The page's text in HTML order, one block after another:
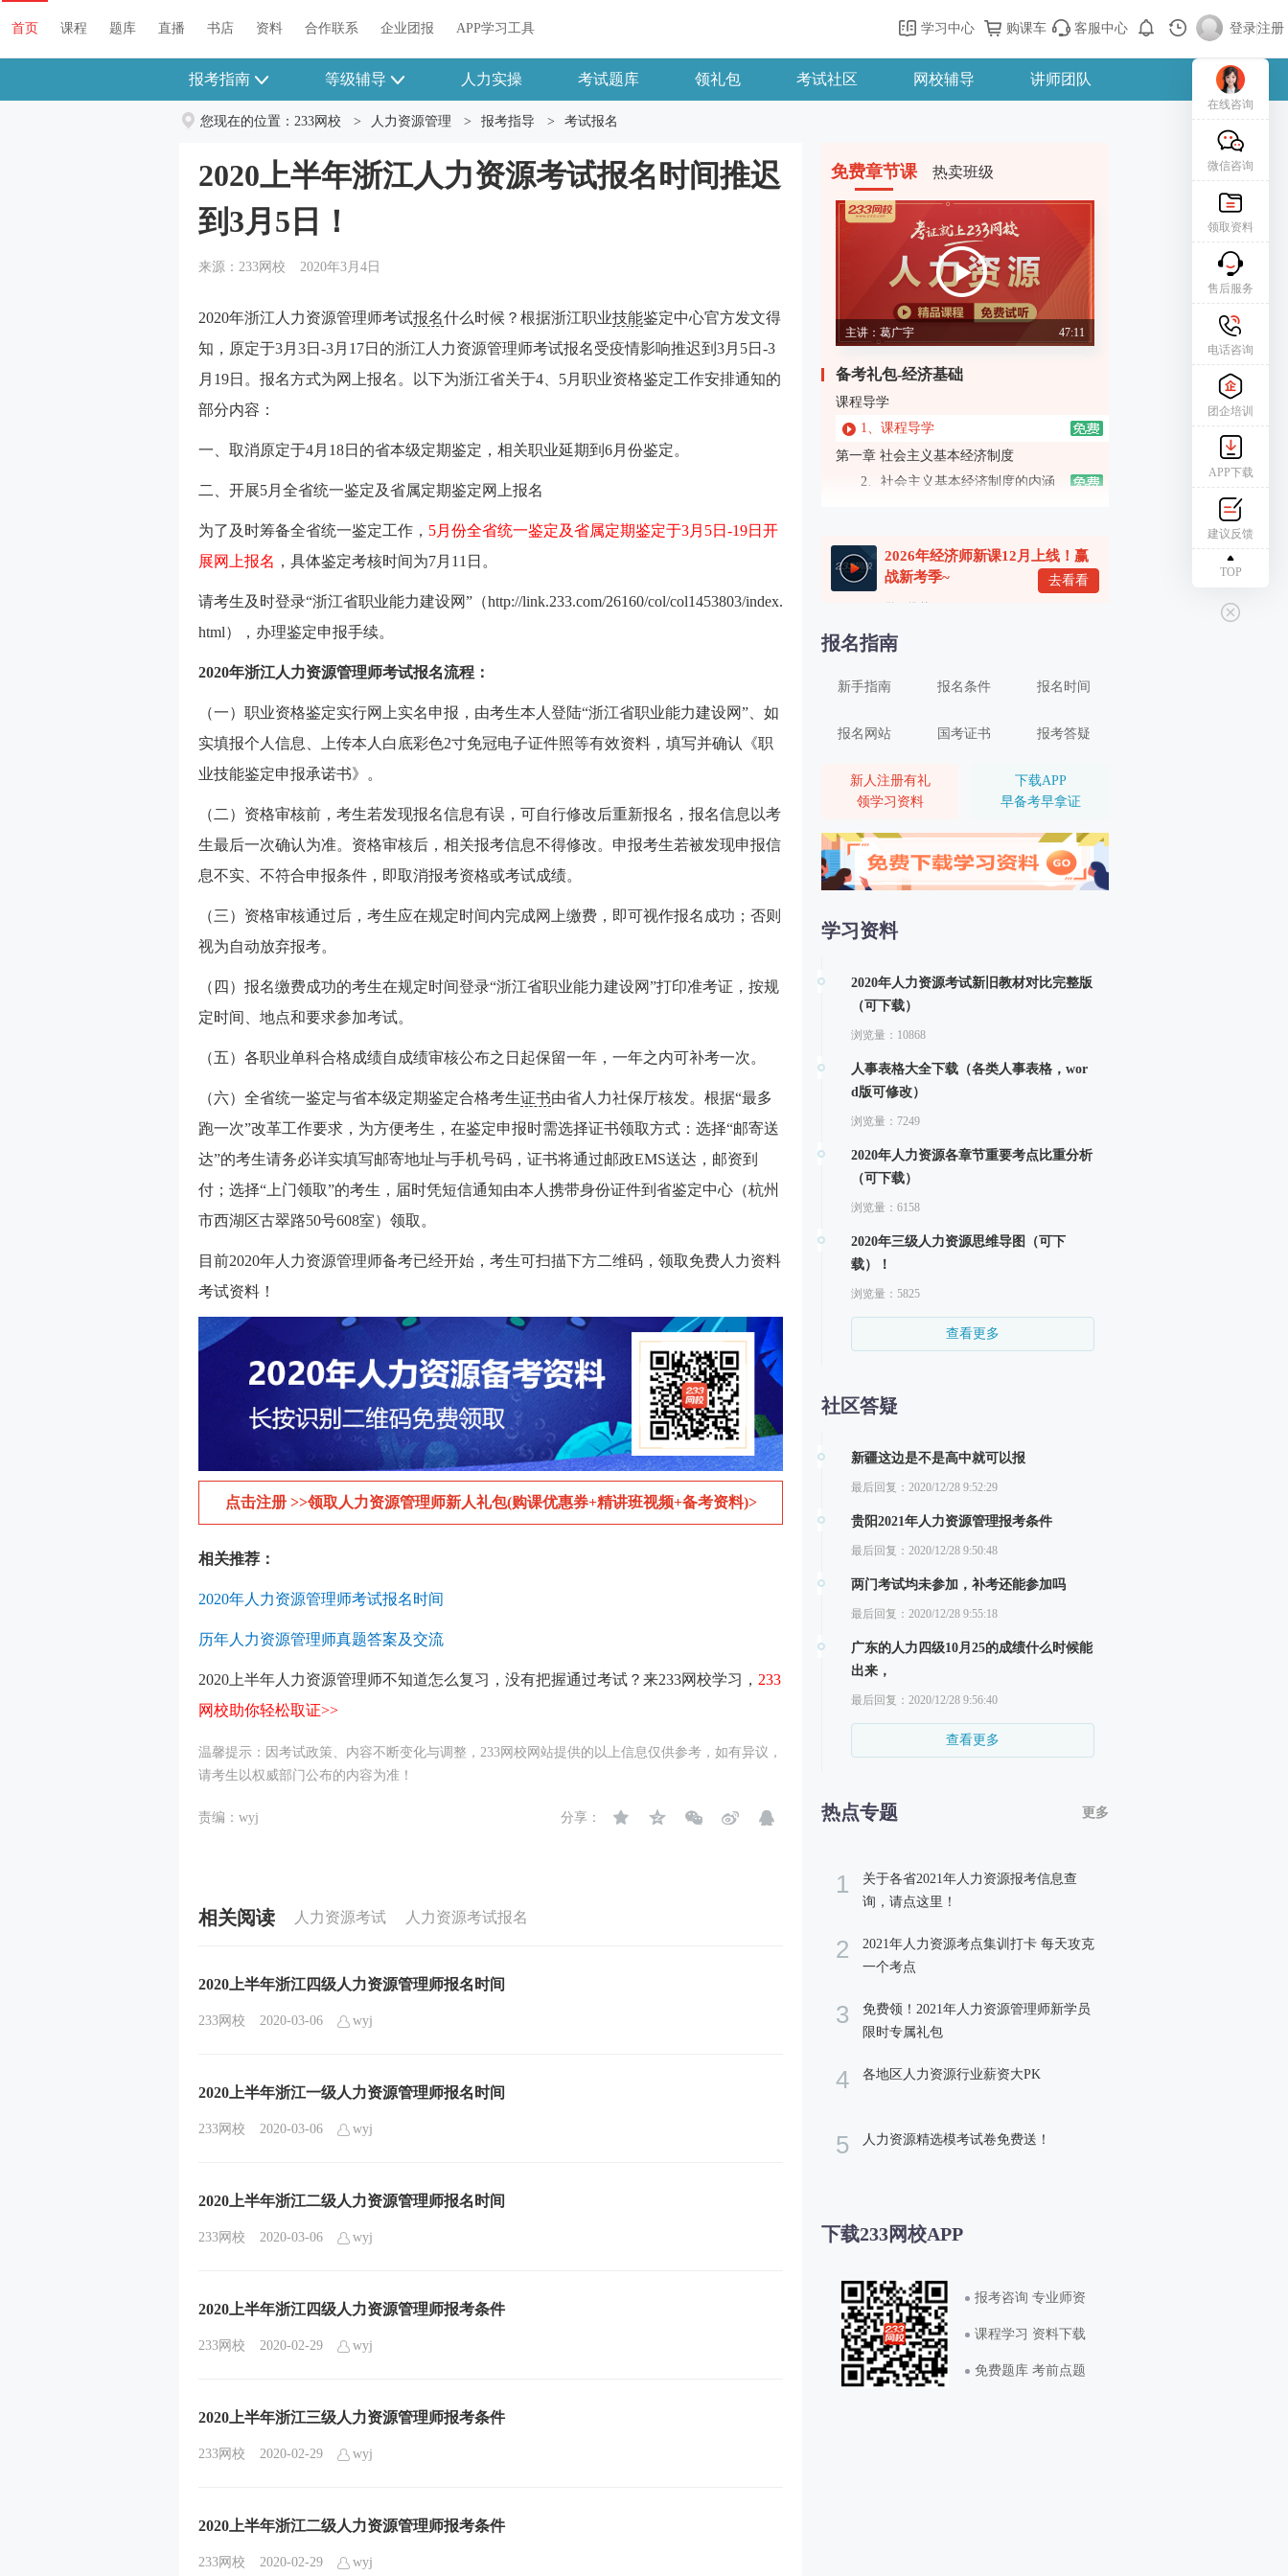
首页 课程 题库 直播 书店 资料 合作联系 企业团报 APP学习工具 学习中心 购课车 客服中心 登录|注册
报考指南 等级辅导 人力实操 考试题库 领礼包 考试社区 网校辅导 讲师团队
您现在的位置： 233网校 > 人力资源管理 > 报考指导 > 考试报名
2020上半年浙江人力资源考试报名时间推迟
到3月5日！
来源：233网校 2020年3月4日
2020年浙江人力资源管理师考试报名什么时候？根据浙江职业技能鉴定中心官方发文得
知，原定于3月3日-3月17日的浙江人力资源管理师考试报名受疫情影响推迟到3月5日-3
月19日。报名方式为网上报名。以下为浙江省关于4、5月职业资格鉴定工作安排通知的
部分内容：
一、取消原定于4月18日的省本级定期鉴定，相关职业延期到6月份鉴定。
二、开展5月全省统一鉴定及省属定期鉴定网上报名
为了及时筹备全省统一鉴定工作， 5月份全省统一鉴定及省属定期鉴定于3月5日-19日开
展网上报名 ，具体鉴定考核时间为7月11日。
请考生及时登录“浙江省职业能力建设网”（http://link.233.com/26160/col/col1453803/index.
html），办理鉴定申报手续。
2020年浙江人力资源管理师考试报名流程：
（一）职业资格鉴定实行网上实名申报，由考生本人登陆“浙江省职业能力建设网”、如
实填报个人信息、上传本人白底彩色2寸免冠电子证件照等有效资料，填写并确认《职
业技能鉴定申报承诺书》。
（二）资格审核前，考生若发现报名信息有误，可自行修改后重新报名，报名信息以考
生最后一次确认为准。资格审核后，相关报考信息不得修改。申报考生若被发现申报信
息不实、不符合申报条件，即取消报考资格或考试成绩。
（三）资格审核通过后，考生应在规定时间内完成网上缴费，即可视作报名成功；否则
视为自动放弃报考。
（四）报名缴费成功的考生在规定时间登录“浙江省职业能力建设网”打印准考证，按规
定时间、地点和要求参加考试。
（五）各职业单科合格成绩自成绩审核公布之日起保留一年，一年之内可补考一次。
（六）全省统一鉴定与省本级定期鉴定合格考生证书由省人力社保厅核发。根据“最多
跑一次”改革工作要求，为方便考生，在鉴定申报时需选择证书领取方式：选择“邮寄送
达”的考生请务必详实填写邮寄地址与手机号码，证书将通过邮政EMS送达，邮资到
付；选择“上门领取”的考生，届时凭短信通知由本人携带身份证件到省鉴定中心（杭州
市西湖区古翠路50号608室）领取。
目前2020年人力资源管理师备考已经开始，考生可扫描下方二维码，领取免费人力资料
考试资料！
点击注册 >>领取人力资源管理师新人礼包(购课优惠券+精讲班视频+备考资料)>
相关推荐：
2020年人力资源管理师考试报名时间
历年人力资源管理师真题答案及交流
2020上半年人力资源管理师不知道怎么复习，没有把握通过考试？来233网校学习， 233
网校助你轻松取证>>
温馨提示：因考试政策、内容不断变化与调整，233网校网站提供的以上信息仅供参考，如有异议，
请考生以权威部门公布的内容为准！
责编：wyj 分享：
相关阅读 人力资源考试 人力资源考试报名
2020上半年浙江四级人力资源管理师报名时间
233网校 2020-03-06 wyj
2020上半年浙江一级人力资源管理师报名时间
233网校 2020-03-06 wyj
2020上半年浙江二级人力资源管理师报名时间
233网校 2020-03-06 wyj
2020上半年浙江四级人力资源管理师报考条件
233网校 2020-02-29 wyj
2020上半年浙江三级人力资源管理师报考条件
233网校 2020-02-29 wyj
2020上半年浙江二级人力资源管理师报考条件
233网校 2020-02-29 wyj
免费章节课 热卖班级
主讲：葛广宇 47:11
备考礼包-经济基础
课程导学
1、课程导学
第一章 社会主义基本经济制度
2、社会主义基本经济制度的内涵
第二章 市场需求、供给与均衡价格
8、均衡价格
第三章 生产和成本理论
11、生产者的组织形式和企业理论
12、生产函数和生产曲线（一）
13、生产函数和生产曲线（二）
15、成本函数和成本曲线（二）
16、市场结构的类型
2026年经济师新课12月上线！赢
战新考季~
去看看
报名指南
新手指南 报名条件 报名时间
报名网站 国考证书 报考答疑
新人注册有礼
领学习资料
下载APP
早备考早拿证
学习资料
2020年人力资源考试新旧教材对比完整版
（可下载）
浏览量：10868
人事表格大全下载（各类人事表格，wor
d版可修改）
浏览量：7249
2020年人力资源各章节重要考点比重分析
（可下载）
浏览量：6158
2020年三级人力资源思维导图（可下
载）！
浏览量：5825
查看更多
社区答疑
新疆这边是不是高中就可以报
最后回复：2020/12/28 9:52:29
贵阳2021年人力资源管理报考条件
最后回复：2020/12/28 9:50:48
两门考试均未参加，补考还能参加吗
最后回复：2020/12/28 9:55:18
广东的人力四级10月25的成绩什么时候能
出来，
最后回复：2020/12/28 9:56:40
查看更多
热点专题 更多
1
关于各省2021年人力资源报考信息查
询，请点这里！
2
2021年人力资源考点集训打卡 每天攻克
一个考点
3
免费领！2021年人力资源管理师新学员
限时专属礼包
4 各地区人力资源行业薪资大PK
5 人力资源精选模考试卷免费送！
下载233网校APP
报考咨询 专业师资
课程学习 资料下载
免费题库 考前点题
在线咨询
微信咨询
领取资料
售后服务
电话咨询
团企培训
APP下载
建议反馈
TOP